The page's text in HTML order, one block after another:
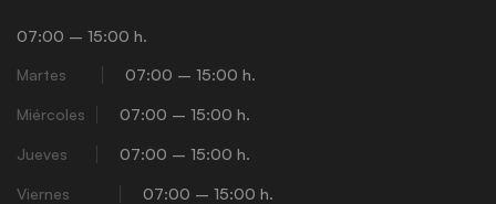
07:00 – 15:00 h.
Martes 07:00 – 15:00 h.
Miércoles 07:00 – 15:00 h.
Jueves 07:00 – 15:00 h.
Viernes 07:00 – 15:00 h.